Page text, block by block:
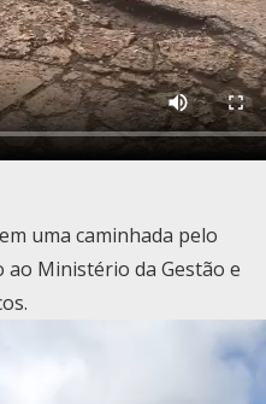
uma caminhada pelo
Ministério da Gestão e